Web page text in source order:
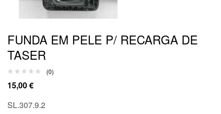
FUNDA EM PELE P/ RECARGA DE
TASER
(0)
15,00€
SL.307.9.2